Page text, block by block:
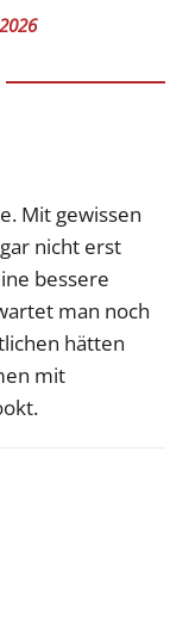
Mit gewissen
nicht erst
bessere
man noch
hätten
mit